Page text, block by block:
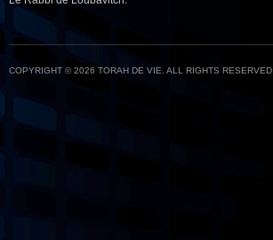
COPYRIGHT © 2026 TORAH DE VIE. ALL RIGHTS RESERVED.